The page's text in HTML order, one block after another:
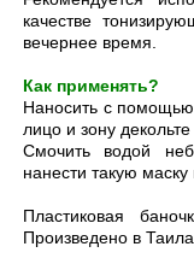
качестве
вечернее время.
Как применять?
Наносить с
лицо и зону
Смочить водой
нанести такую
Пластиковая
Произведено в